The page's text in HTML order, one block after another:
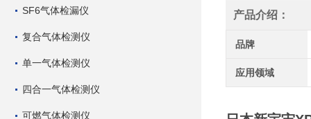
SF6气体检漏仪
复合气体检测仪
单一气体检测仪
四合一气体检测仪
可燃气体检测仪
产品介绍：
品牌
应用领域